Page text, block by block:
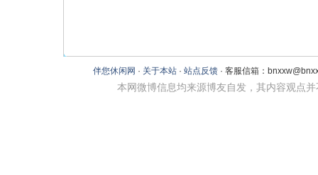
伴您休闲网 · 关于本站 · 站点反馈 · 客服信箱：
本网微博信息均来源博友自发，其内容观点并不代表